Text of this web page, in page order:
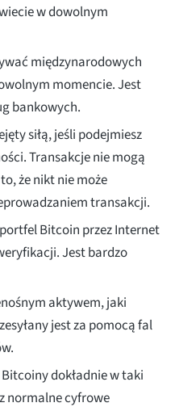
w dowolnym
międzynarodowych
momencie. Jest
bankowych.
siłą, jeśli podejmiesz
Transakcje nie mogą
że nikt nie może
transakcji.
Bitcoin przez Internet
Jest bardzo
aktywem, jaki
jest za pomocą fal
dokładnie w taki
normalne cyfrowe